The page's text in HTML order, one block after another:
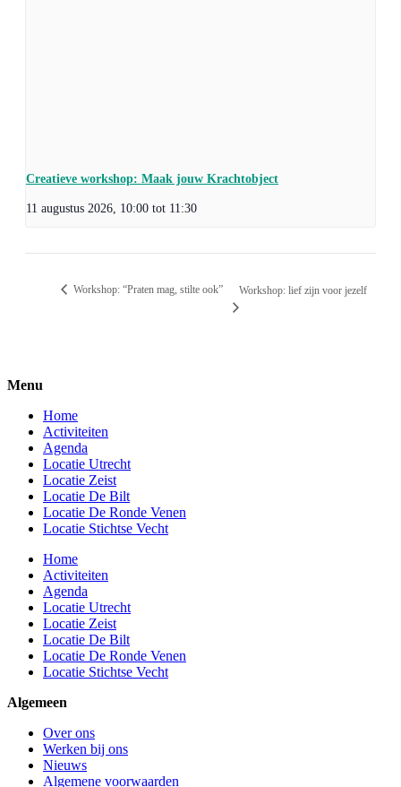
Creatieve workshop: Maak jouw Krachtobject
11 augustus 2026, 10:00 tot 11:30
Workshop: “Praten mag, stilte ook” Workshop: lief zijn voor jezelf
Menu
Home
Activiteiten
Agenda
Locatie Utrecht
Locatie Zeist
Locatie De Bilt
Locatie De Ronde Venen
Locatie Stichtse Vecht
Home
Activiteiten
Agenda
Locatie Utrecht
Locatie Zeist
Locatie De Bilt
Locatie De Ronde Venen
Locatie Stichtse Vecht
Algemeen
Over ons
Werken bij ons
Nieuws
Algemene voorwaarden